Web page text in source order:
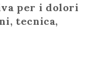
per i dolori
tecnica,